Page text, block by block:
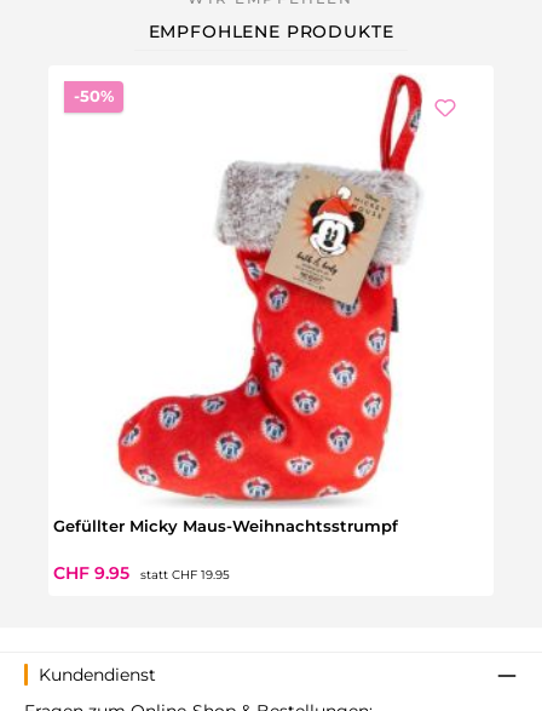
EMPFOHLENE PRODUKTE
-50%Rabatt
Gefüllter Micky Maus-Weihnachtsstrumpf
Verkaufspreis:
CHF 9.95 statt CHF 19.95
Kundendienst